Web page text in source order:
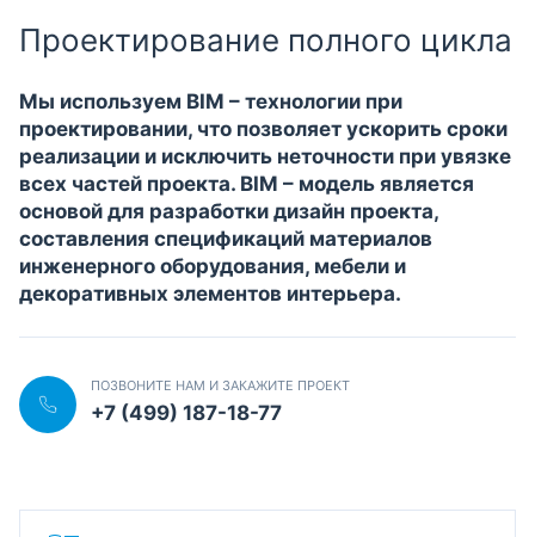
Проектирование полного цикла
Мы используем BIM – технологии при
проектировании, что позволяет ускорить сроки
реализации и исключить неточности при увязке
всех частей проекта. BIM – модель является
основой для разработки дизайн проекта,
составления спецификаций материалов
инженерного оборудования, мебели и
декоративных элементов интерьера.
ПОЗВОНИТЕ НАМ И ЗАКАЖИТЕ ПРОЕКТ
+7 (499) 187-18-77